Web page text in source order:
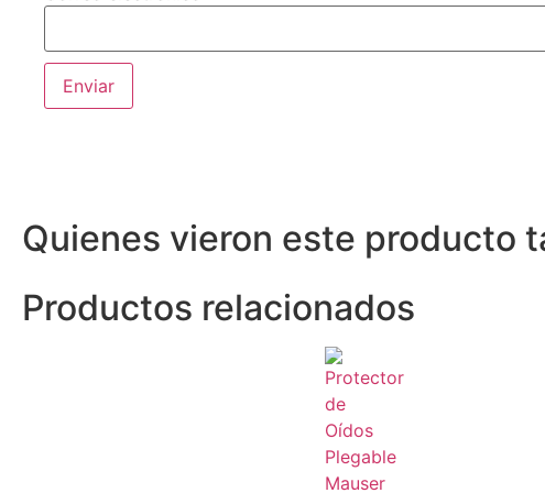
Quienes vieron este producto
Productos relacionados